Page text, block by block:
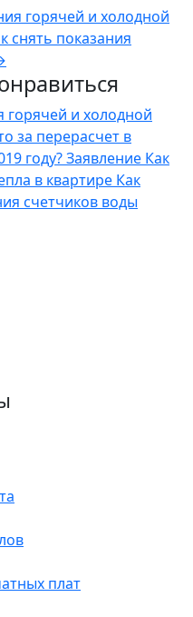
горячей и холодной
снять показания
горячей и холодной
за перерасчет в
году? Заявление Как
в квартире Как
счетчиков воды
плат